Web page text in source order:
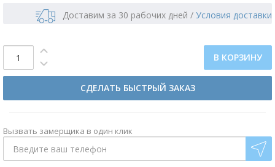
Доставим за 30 рабочих дней / Условия доставки
В КОРЗИНУ
СДЕЛАТЬ БЫСТРЫЙ ЗАКАЗ
Вызвать замерщика в один клик